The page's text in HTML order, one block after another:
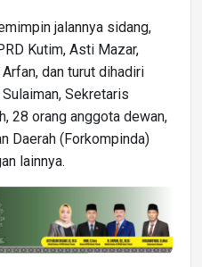
jalannya sidang,
Kutim, Asti Mazar,
dan turut dihadiri
Sekretaris
28 orang anggota dewan,
Daerah (Forkompinda)
lainnya.